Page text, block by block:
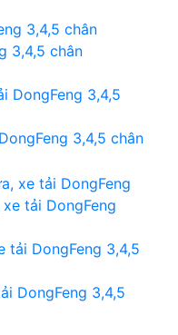
3,4,5 chân
3,4,5 chân
tải DongFeng
DongFeng 3,4,5